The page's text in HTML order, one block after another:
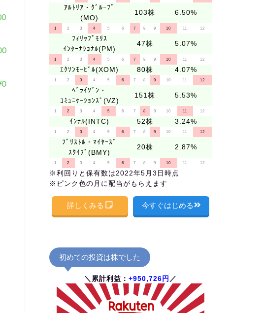
ｱﾙﾄﾘｱ・ｸﾞﾙｰﾌﾟ
(MO)
103株 6.50%
1 2 3 4 5 6 7 8 9 10 11 12
ﾌｨﾘｯﾌﾟﾓﾘｽ
ｲﾝﾀｰﾅｼｮﾅﾙ(PM)
47株 5.07%
1 2 3 4 5 6 7 8 9 10 11 12
ｴｸｿﾝﾓｰﾋﾞﾙ(XOM) 80株 4.07%
1 2 3 4 5 6 7 8 9 10 11 12
ﾍﾞﾗｲｿﾞﾝ・
ｺﾐｭﾆｹｰｼｮﾝｽﾞ(VZ)
151株 5.53%
1 2 3 4 5 6 7 8 9 10 11 12
ｲﾝﾃﾙ(INTC) 52株 3.24%
1 2 3 4 5 6 7 8 9 10 11 12
ﾌﾞﾘｽﾄﾙ・ﾏｲﾔｰｽﾞ
ｽｸｲﾌﾞ(BMY)
20株 2.87%
1 2 3 4 5 6 7 8 9 10 11 12
※利回りと保有数は2022年5月3日時点
※ピンク色の月に配当がもらえます
詳しくみる 今すぐはじめる
初めての投資は株でした
＼累計利益： +950,726円 ／